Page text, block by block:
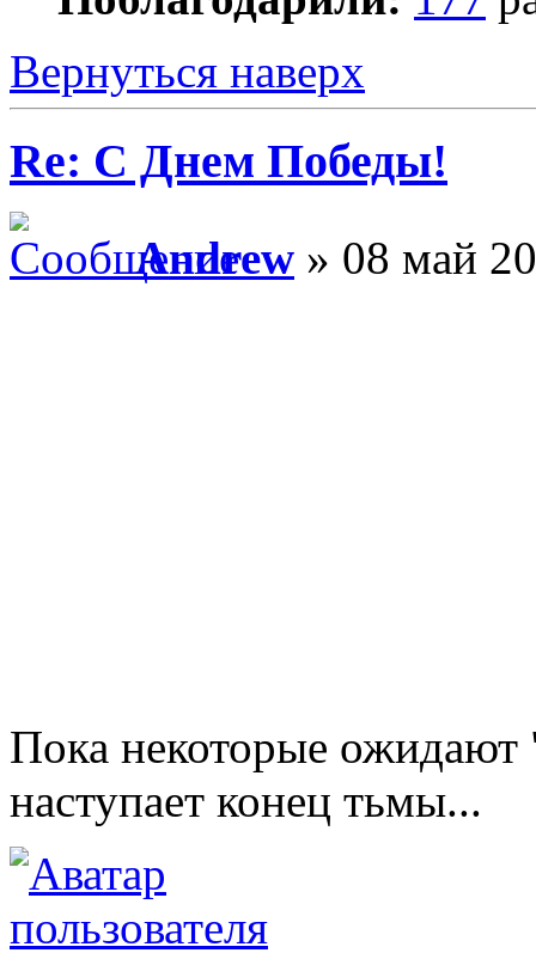
Вернуться наверх
Re: С Днем Победы!
Andrew » 08 май
Пока некоторые ожидают
наступает конец тьмы...